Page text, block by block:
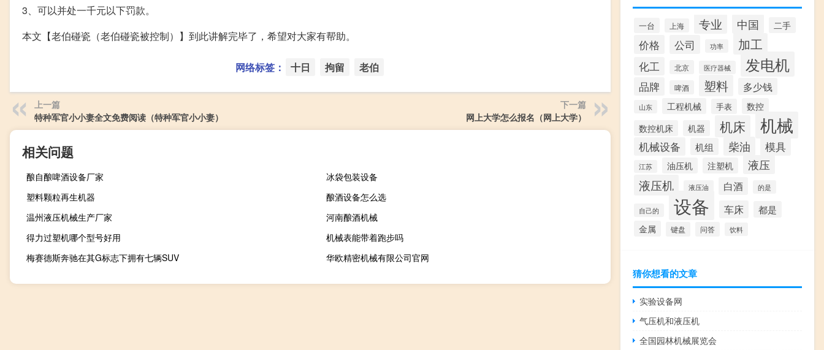
3、可以并处一千元以下罚款。
本文【老伯碰瓷（老伯碰瓷被控制）】到此讲解完毕了，希望对大家有帮助。
网络标签： 十日 拘留 老伯
上一篇
特种军官小小妻全文免费阅读（特种军官小小妻）
下一篇
网上大学怎么报名（网上大学）
相关问题
酿自酿啤酒设备厂家
冰袋包装设备
塑料颗粒再生机器
酿酒设备怎么选
温州液压机械生产厂家
河南酿酒机械
得力过塑机哪个型号好用
机械表能带着跑步吗
梅赛德斯奔驰在其G标志下拥有七辆SUV
华欧精密机械有限公司官网
一台 上海 专业 中国 二手
价格 公司 功率 加工
化工 北京 医疗器械 发电机
品牌 啤酒 塑料 多少钱
山东 工程机械 手表
数控
数控机床
机器 机床 机械
机械设备 机组 柴油 模具
江苏 油压机 注塑机 液压
液压机 液压油 白酒 的是
自己的 设备 车床 都是
金属 键盘 问答 饮料
猜你想看的文章
实验设备网
气压机和液压机
全国园林机械展览会